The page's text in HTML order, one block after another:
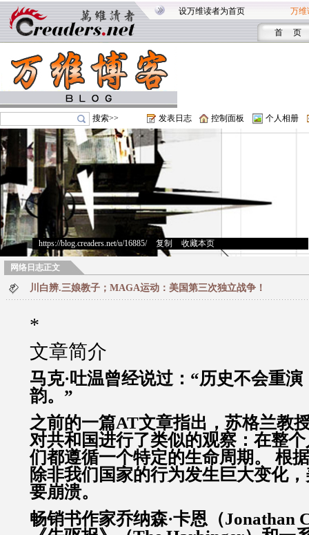
设万维读者为首页 万维
首 页
搜索>> 发表日志 控制面板 个人相册
https://blog.creaders.net/u/16885/> 复制 收藏本页
网络日志正文
川白辨.三娘教子；MAGA运动：美国第三次独立战争！
*
文章简介
马克·吐温曾经说过：“历史不会重
韵。”
之前的一篇AT文章指出，苏格兰教
对共和国进行了类似的观察：在整
们都遵循一个特定的生命周期。 根
除非我们国家的行为发生巨大变化
要崩溃。
畅销书作家乔纳森·卡恩（Jonathan